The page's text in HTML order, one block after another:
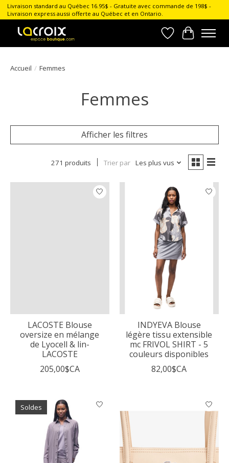
Livraison standard au Québec 16.95$ - Gratuite avec commande de 198$ -
Livraison express aussi offerte au Québec et en Ontario.
Liste dePanier
Accueil / Femmes
Femmes
Afficher les filtres
271 produits Trier par Les plus vus
LACOSTE Blouse
oversize en mélange
de Lyocell & lin-
LACOSTE
205,00$CA
INDYEVA Blouse
légère tissu extensible
mc FRIVOL SHIRT - 5
couleurs disponibles
82,00$CA
Soldes